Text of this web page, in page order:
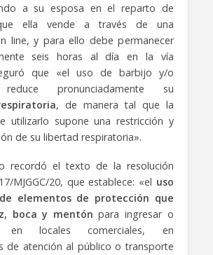
a su esposa en el reparto de
ella vende a través de una
line, y para ello debe permanecer
seis horas al día en la vía
que «el uso de barbijo y/o
pronunciadamente su
, de manera tal que la
utilizarlo supone una restricción y
de su libertad respiratoria».
recordó el texto de la resolución
MJGGC/20, que establece: «el uso
elementos de protección que
boca y mentón para ingresar o
en locales comerciales, en
de atención al público o transporte